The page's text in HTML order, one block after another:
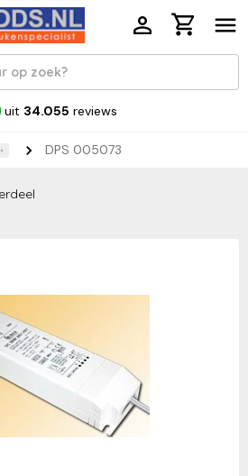
uit 34.055 reviews
DPS 005073